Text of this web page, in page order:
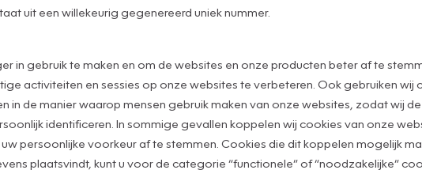
uit een willekeurig gegenereerd uniek nummer.
in gebruik te maken en om de websites en onze producten beter af te
activiteiten en sessies op onze websites te verbeteren. Ook gebruiken
in de manier waarop mensen gebruik maken van onze websites, zodat wij
identificeren. In sommige gevallen koppelen wij cookies van onze
persoonlijke voorkeur af te stemmen. Cookies die dit koppelen mogelijk
plaatsvindt, kunt u voor de categorie “functionele” of “noodzakelijke”